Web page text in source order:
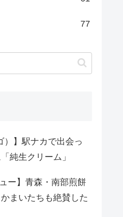
77
）】駅ナカで出会っ
純生クリーム」
ー】青森・南部煎餅
まいたちも絶賛した